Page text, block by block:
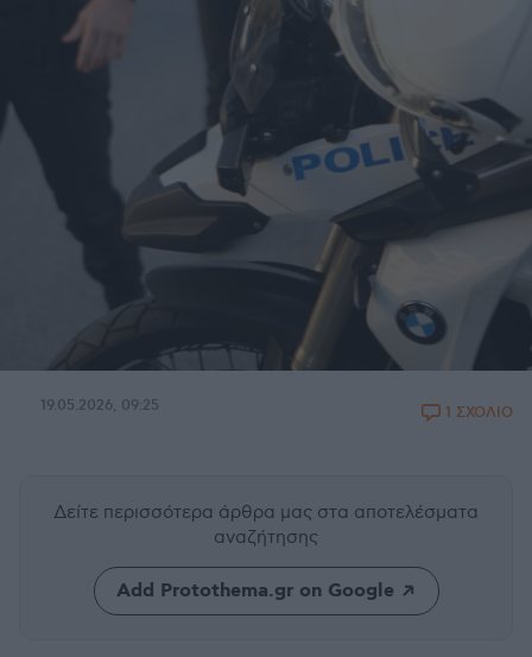
19.05.2026, 09:25 1 ΣΧΟΛΙΟ
Δείτε περισσότερα άρθρα μας στα αποτελέσματα
αναζήτησης
Add Protothema.gr on Google